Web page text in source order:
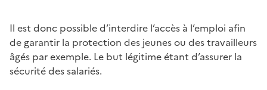
Il est donc possible d’interdire l’accès à l’emploi afin
de garantir la protection des jeunes ou des travailleurs
âgés par exemple. Le but légitime étant d’assurer la
sécurité des salariés.